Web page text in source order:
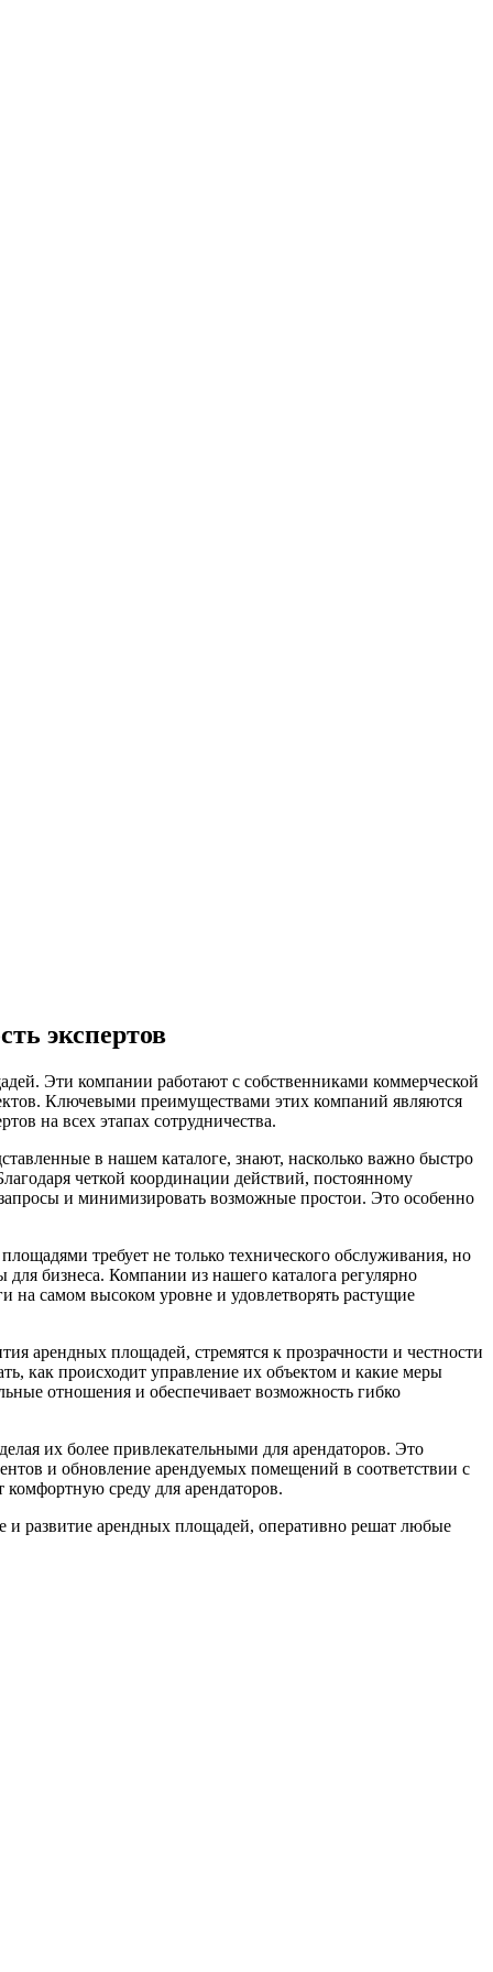
экспертов
Эти компании работают с собственниками коммерческой
Ключевыми преимуществами этих компаний являются
на всех этапах сотрудничества.
в нашем каталоге, знают, насколько важно быстро
четкой координации действий, постоянному
и минимизировать возможные простои. Это особенно
требует не только технического обслуживания, но
бизнеса. Компании из нашего каталога регулярно
на самом высоком уровне и удовлетворять растущие
арендных площадей, стремятся к прозрачности и честности
как происходит управление их объектом и какие меры
отношения и обеспечивает возможность гибко
их более привлекательными для арендаторов. Это
и обновление арендуемых помещений в соответствии с
среду для арендаторов.
и развитие арендных площадей, оперативно решат любые